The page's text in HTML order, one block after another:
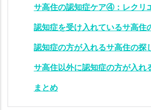
サ高住の認知症ケア④：レクリ
認知症を受け入れているサ高住
認知症の方が入れるサ高住の探
サ高住以外に認知症の方が入れ
まとめ
ア
③：
身体
介護
護型
み）